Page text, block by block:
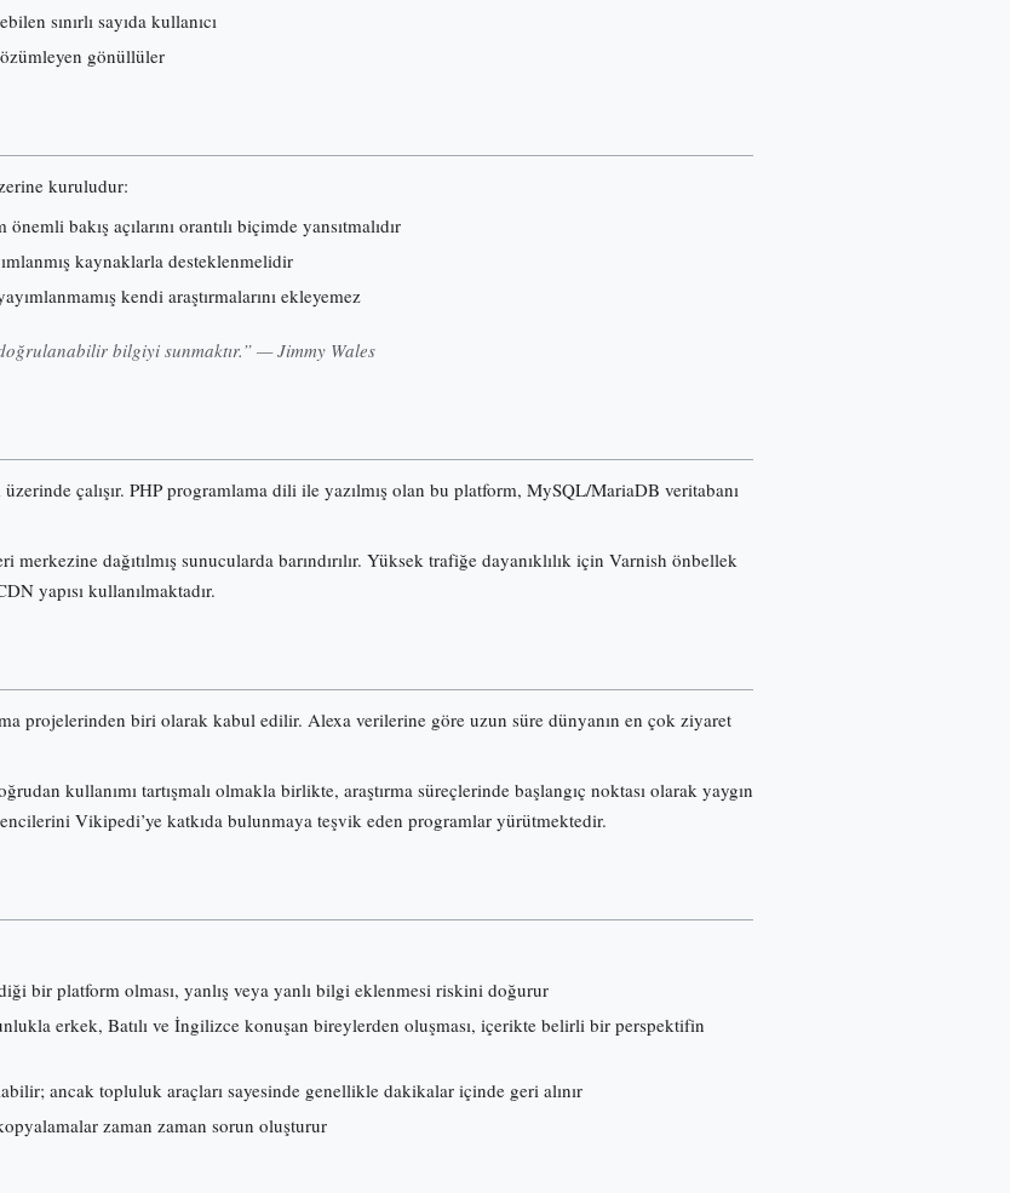
sınırlı sayıda kullanıcı
gönüllüler
kuruludur:
bakış açılarını orantılı biçimde yansıtmalıdır
kaynaklarla desteklenmelidir
kendi araştırmalarını ekleyemez
bilgiyi sunmaktır.” — Jimmy Wales
üzerinde çalışır. PHP programlama dili ile yazılmış olan bu platform, MySQL/MariaDB veritabanı
merkezine dağıtılmış sunucularda barındırılır. Yüksek trafiğe dayanıklılık için Varnish önbellek
yapısı kullanılmaktadır.
projelerinden biri olarak kabul edilir. Alexa verilerine göre uzun süre dünyanın en çok ziyaret
kullanımı tartışmalı olmakla birlikte, araştırma süreçlerinde başlangıç noktası olarak yaygın
Vikipedi’ye katkıda bulunmaya teşvik eden programlar yürütmektedir.
bir platform olması, yanlış veya yanlı bilgi eklenmesi riskini doğurur
erkek, Batılı ve İngilizce konuşan bireylerden oluşması, içerikte belirli bir perspektifin
ancak topluluk araçları sayesinde genellikle dakikalar içinde geri alınır
zaman zaman sorun oluşturur